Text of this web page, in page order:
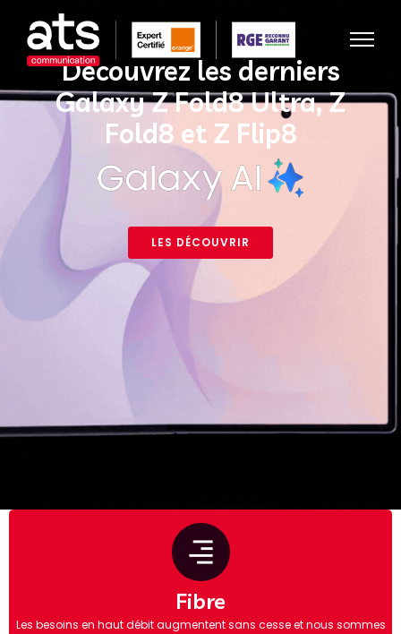
Découvrez les derniers
Galaxy Z Fold8 Ultra, Z
Fold8 et Z Flip8
LES DÉCOUVRIR
Fibre
Les besoins en haut débit augmentent sans cesse et nous sommes